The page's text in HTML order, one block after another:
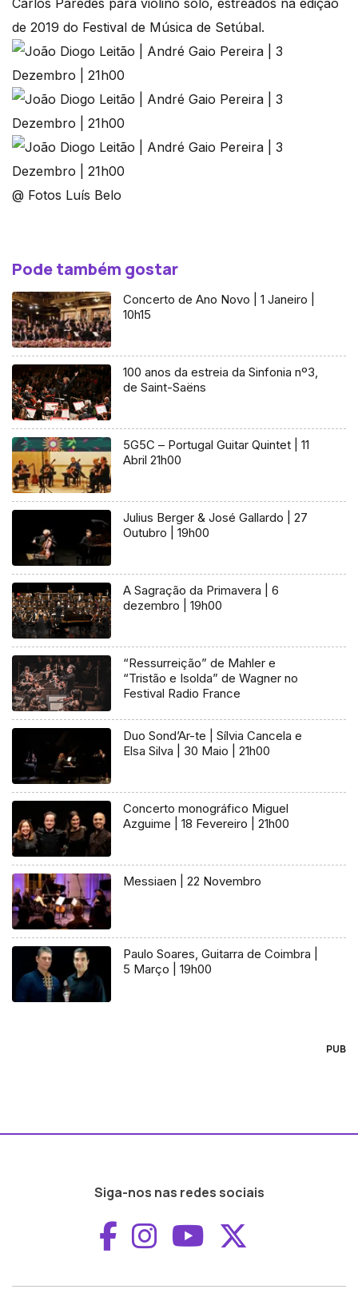
Carlos Paredes para violino solo, estreados na edição
de 2019 do Festival de Música de Setúbal.
@ Fotos Luís Belo
Pode também gostar
Concerto de Ano Novo | 1 Janeiro |
10h15
100 anos da estreia da Sinfonia nº3,
de Saint-Saëns
5G5C – Portugal Guitar Quintet | 11
Abril 21h00
Julius Berger & José Gallardo | 27
Outubro | 19h00
A Sagração da Primavera | 6
dezembro | 19h00
“Ressurreição” de Mahler e
“Tristão e Isolda” de Wagner no
Festival Radio France
Duo Sond’Ar-te | Sílvia Cancela e
Elsa Silva | 30 Maio | 21h00
Concerto monográfico Miguel
Azguime | 18 Fevereiro | 21h00
Messiaen | 22 Novembro
Paulo Soares, Guitarra de Coimbra |
5 Março | 19h00
PUB
Siga-nos nas redes sociais
Aceder ao
Aceder ao
Aceder ao